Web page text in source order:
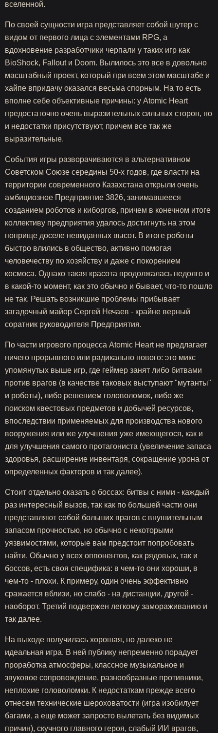
вселенной.
По своей сущности игра представляет собой шутер с
видом от первого лица с элементами RPG, а
вдохновение разработчики черпали у таких игр как
BioShock, Fallout и Doom. Вылилось это все в довольно
масштабный проект, который при всем этом масштабе и
хайпе впридачу оказался весьма спорным. На то есть
вполне себе объективные причины: у Atomic Heart
предостаточно очень выразительных сильных сторон, но
и недостатки присутствуют, причем все так же
выразительные.
События игры разворачиваются в альтернативном
Советском Союзе середины 50-х годов, где власти на
территории современного Казахстана открыли очень
амбициозное Предприятие 3826, занимавшееся
созданием роботов и киборгов, причем в конечном итоге
коллективу предприятия удалось достигнуть на этом
поприще доселе невиданных высот. В итоге роботы
быстро влились в общество, активно помогая
человечеству по хозяйству и даже с покорением
космоса. Однако такая красота продолжалась недолго и
в какой-то момент, как это обычно и бывает, что-то пошло
не так. Решать возникшие проблемы прибывает
загадочный майор Сергей Нечаев - крайне верный
соратник руководителя Предприятия.
По части игрового процесса Atomic Heart не предлагает
ничего прорывного или радикально нового: это микс
упомянутых выше игр, где геймер занят либо битвами
против врагов (в качестве таковых выступают "мутанты"
и роботы), либо решением головоломок, либо же
поиском квестовых предметов и добычей ресурсов,
впоследствии применяемых для производства нового
вооружения или же улучшения уже имеющегося, как и
для улучшения самого протагониста (увеличение запаса
здоровья, расширение инвентаря, сокращение урона от
определенных факторов и так далее).
Стоит отдельно сказать о боссах: битвы с ними - каждый
раз интересный вызов, так как по большей части они
представляют собой больших врагов с внушительным
запасом прочностью, но обычно с некоторыми
уязвимостями, которые вам предстоит попробовать
найти. Обычно у всех оппонентов, как рядовых, так и
боссов, есть своя специфика: в чем-то они хороши, в
чем-то - плохи. К примеру, один очень эффективно
сражается вблизи, но слабо - на дистанции, другой -
наоборот. Третий подвержен легкому замораживанию и
так далее.
На выходе получилась хорошая, но далеко не
идеальная игра. В ней публику непременно порадует
проработка атмосферы, классное музыкальное и
звуковое сопровождение, разнообразные противники,
неплохие головоломки. К недостаткам прежде всего
отнесем технические шероховатости (игра изобилует
багами, а еще может запросто вылетать без видимых
причин), скучного главного героя, слабый ИИ врагов,